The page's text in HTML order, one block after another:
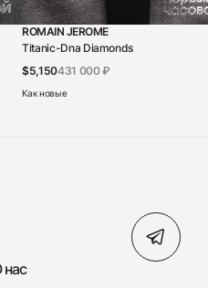
ROMAIN JEROME
Titanic-Dna Diamonds
$5,150431 000 ₽
Как новые
нас